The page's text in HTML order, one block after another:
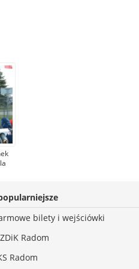
bilety i wejściówki
Radom
Radom